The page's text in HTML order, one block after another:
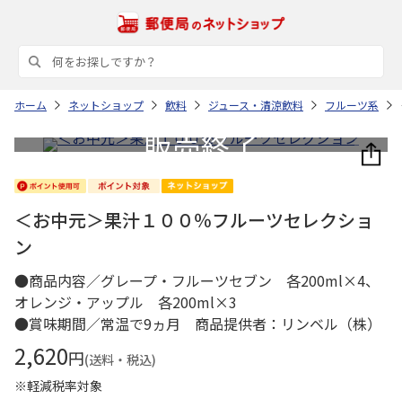
ホーム ネットショップ 飲料 ジュース・清涼飲料 フルーツ系
＜お中元＞果汁１００％フルーツセレクショ
ン
●商品内容／グレープ・フルーツセブン 各200ml×4、
オレンジ・アップル 各200ml×3
●賞味期間／常温で9ヵ月 商品提供者：リンベル（株）
2,620円(送料・税込)
※軽減税率対象